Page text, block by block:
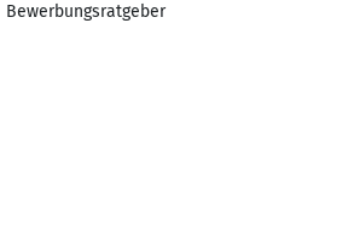
Bewerbungsratgeber